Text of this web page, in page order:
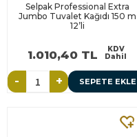
Selpak Professional Extra
Jumbo Tuvalet Kağıdı 150 m
12’li
1.010,40 TL
KDV
Dahil
- + SEPETE EKLE